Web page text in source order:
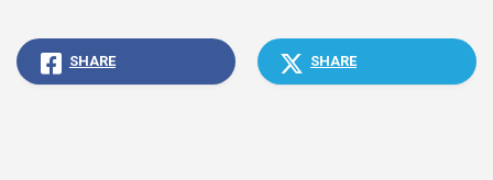
SHARE SHARE